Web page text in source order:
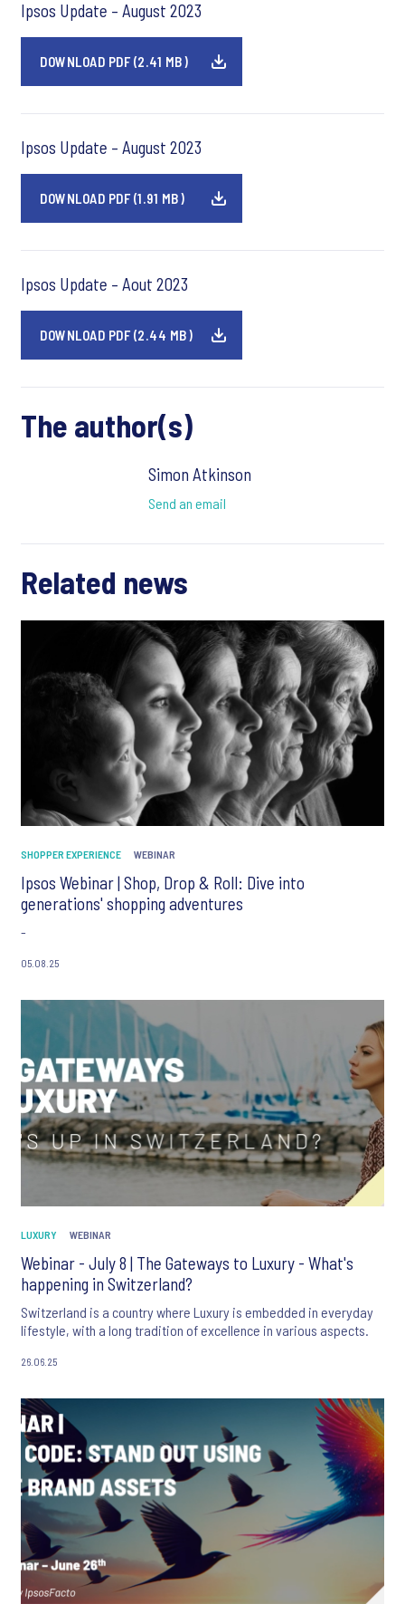
Ipsos Update – August 2023
DOWNLOAD PDF (2.41 MB)
Ipsos Update – August 2023
DOWNLOAD PDF (1.91 MB)
Ipsos Update – Aout 2023
DOWNLOAD PDF (2.44 MB)
The author(s)
Simon Atkinson
Send an email
Related news
SHOPPER EXPERIENCE WEBINAR
Ipsos Webinar | Shop, Drop & Roll: Dive into
generations' shopping adventures
-
05.08.25
LUXURY WEBINAR
Webinar - July 8 | The Gateways to Luxury - What's
happening in Switzerland?
Switzerland is a country where Luxury is embedded in everyday
lifestyle, with a long tradition of excellence in various aspects.
26.06.25